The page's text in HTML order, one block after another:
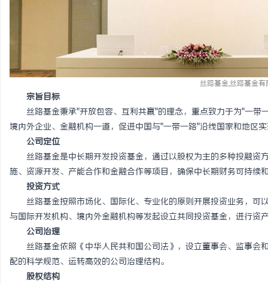
丝路基金,丝路基金
宗旨目标
丝路基金秉承"开放包容、互利共赢"的理念，重点致力于为"一
境内外企业、金融机构一道，促进中国与"一带一路"沿线国家和地区
公司定位
丝路基金是中长期开发投资基金，通过以股权为主的多种投融
施、资源开发、产能合作和金融合作等项目，确保中长期财务可持续
投资方式
丝路基金按照市场化、国际化、专业化的原则开展投资业务，
与国际开发机构、境内外金融机构等发起设立共同投资基金，进行资
公司治理
丝路基金依照《中华人民共和国公司法》，设立董事会、监事
配的科学规范、运转高效的公司治理结构。
股权结构
红果影视：引领新时代